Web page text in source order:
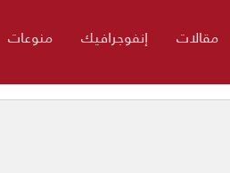
مقالات إنفوجرافيك منوعات